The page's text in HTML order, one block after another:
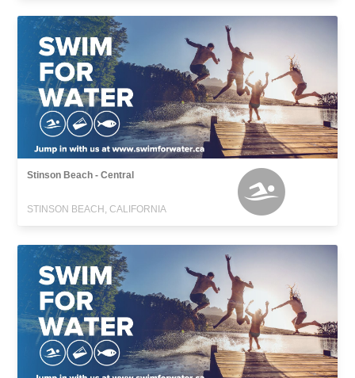
Stinson Beach - Central
STINSON BEACH, CALIFORNIA